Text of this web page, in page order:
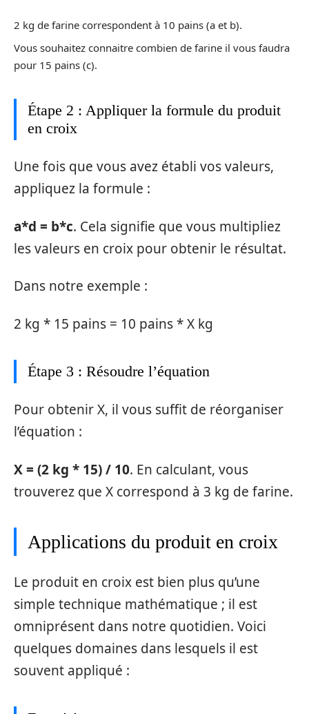
2 kg de farine correspondent à 10 pains (a et b).
Vous souhaitez connaitre combien de farine il vous faudra
pour 15 pains (c).
Étape 2 : Appliquer la formule du produit
en croix
Une fois que vous avez établi vos valeurs,
appliquez la formule :
a*d = b*c. Cela signifie que vous multipliez
les valeurs en croix pour obtenir le résultat.
Dans notre exemple :
2 kg * 15 pains = 10 pains * X kg
Étape 3 : Résoudre l’équation
Pour obtenir X, il vous suffit de réorganiser
l’équation :
X = (2 kg * 15) / 10. En calculant, vous
trouverez que X correspond à 3 kg de farine.
Applications du produit en croix
Le produit en croix est bien plus qu’une
simple technique mathématique ; il est
omniprésent dans notre quotidien. Voici
quelques domaines dans lesquels il est
souvent appliqué :